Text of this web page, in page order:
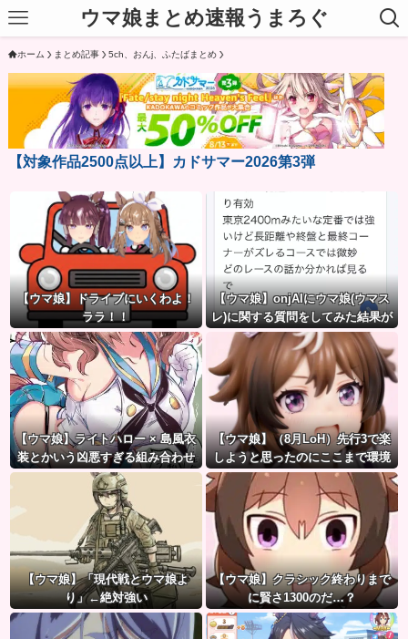
ウマ娘まとめ速報うまろぐ
ホーム まとめ記事 5ch、おんj、ふたばまとめ
【対象作品2500点以上】カドサマー2026第3弾
【ウマ娘】ドライブにいくわよ！
ララ！！
【ウマ娘】onjAIにウマ娘(ウマス
レ)に関する質問をしてみた結果が
草ｗｗｗ
【ウマ娘】ライトハロー × 島風衣
装とかいう凶悪すぎる組み合わせ
ｗｗｗ「大変なことに…」
【ウマ娘】（8月LoH）先行3で楽
しようと思ったのにここまで環境
が変わるとは思わなかったのだ…
【ウマ娘】「現代戦とウマ娘よ
り」←絶対強い
【ウマ娘】クラシック終わりまで
に賢さ1300のだ…？